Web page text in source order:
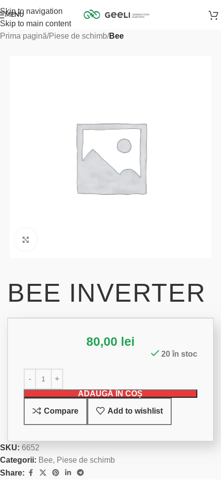
Skip to navigation
Skip to main content
MENU
Prima pagină Piese de schimb Bee
BEE INVERTER
80,00 lei
20 în stoc
ADAUGĂ ÎN COȘ
Compare Add to wishlist
SKU: 6652
Categorii: Bee, Piese de schimb
Share: